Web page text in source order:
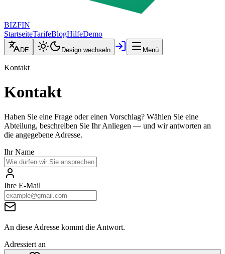
BIZFIN
StartseiteTarifeBlogHilfeDemo
DE Design wechseln Menü
Kontakt
Kontakt
Haben Sie eine Frage oder einen Vorschlag? Wählen Sie eine
Abteilung, beschreiben Sie Ihr Anliegen — und wir antworten an
die angegebene Adresse.
Ihr Name
Ihre E-Mail
An diese Adresse kommt die Antwort.
Adressiert an